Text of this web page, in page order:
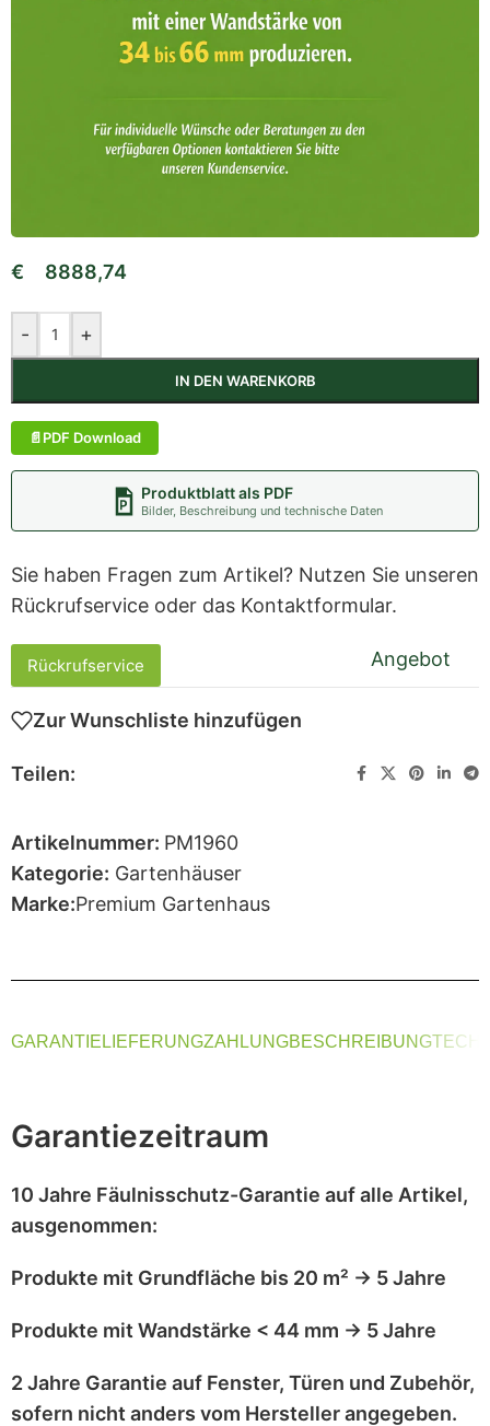
€ 8888,74
- +
IN DEN WARENKORB
PDF Download
Produktblatt als PDF
Bilder, Beschreibung und technische Daten
Sie haben Fragen zum Artikel? Nutzen Sie unseren
Rückrufservice oder das Kontaktformular.
Rückrufservice Angebot
Zur Wunschliste hinzufügen
Teilen:
Artikelnummer: PM1960
Kategorie: Gartenhäuser
Marke:Premium Gartenhaus
GARANTIELIEFERUNGZAHLUNGBESCHREIBUNG
Garantiezeitraum
10 Jahre Fäulnisschutz-Garantie auf alle Artikel,
ausgenommen:
Produkte mit Grundfläche bis 20 m² → 5 Jahre
Produkte mit Wandstärke < 44 mm → 5 Jahre
2 Jahre Garantie auf Fenster, Türen und Zubehör,
sofern nicht anders vom Hersteller angegeben.